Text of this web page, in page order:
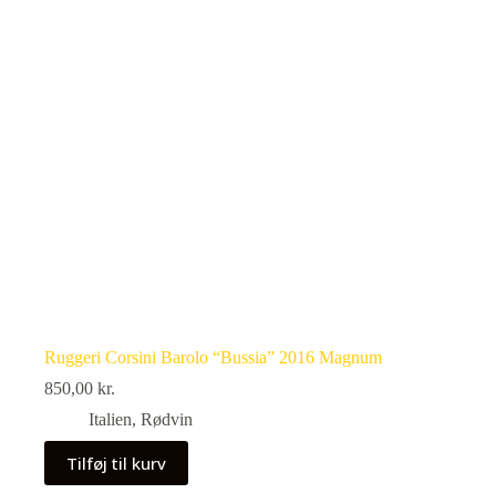
Ruggeri Corsini Barolo “Bussia” 2016 Magnum
850,00 kr.
Italien, Rødvin
Tilføj til kurv